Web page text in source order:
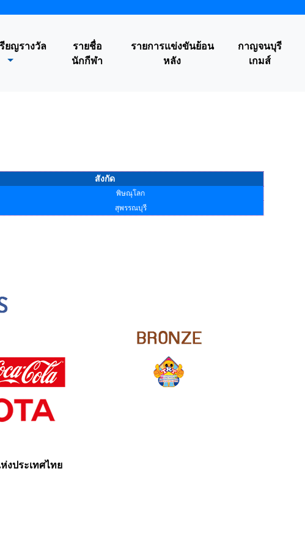
ยญรางวัล
รายชื่อ
นักกีฬา
รายการแข่งขันย้อน
หลัง
กาญจนบุรี
เกมส์
สังกัด
พิษณุโลก
สุพรรณบุรี
งประเทศไทย